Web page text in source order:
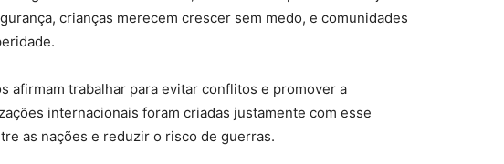
crianças merecem crescer sem medo, e comunidades
afirmam trabalhar para evitar conflitos e promover a
internacionais foram criadas justamente com esse
as nações e reduzir o risco de guerras.